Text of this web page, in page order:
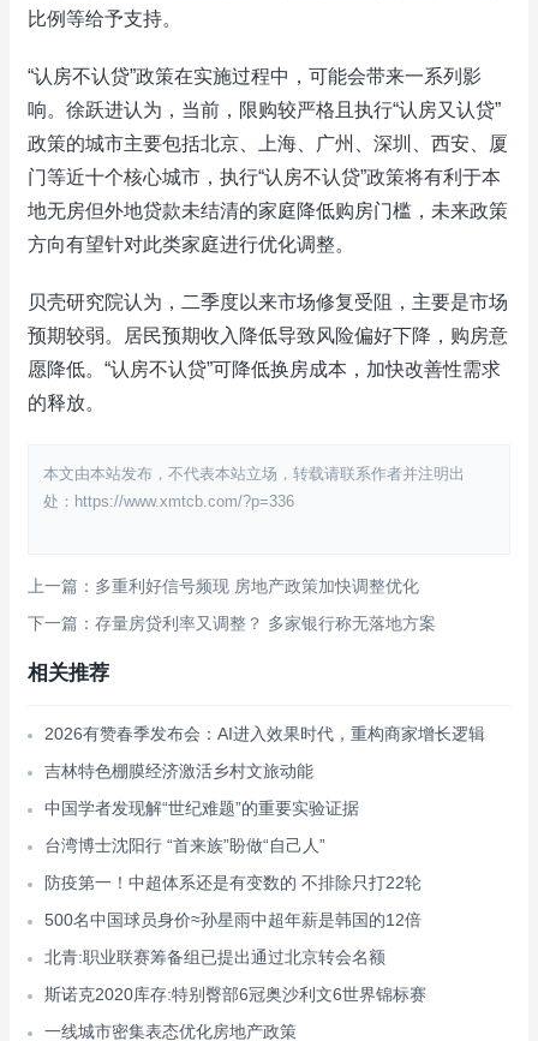
比例等给予支持。
“认房不认贷”政策在实施过程中，可能会带来一系列影
响。徐跃进认为，当前，限购较严格且执行“认房又认贷”
政策的城市主要包括北京、上海、广州、深圳、西安、厦
门等近十个核心城市，执行“认房不认贷”政策将有利于本
地无房但外地贷款未结清的家庭降低购房门槛，未来政策
方向有望针对此类家庭进行优化调整。
贝壳研究院认为，二季度以来市场修复受阻，主要是市场
预期较弱。居民预期收入降低导致风险偏好下降，购房意
愿降低。“认房不认贷”可降低换房成本，加快改善性需求
的释放。
本文由本站发布，不代表本站立场，转载请联系作者并注明出
处：https://www.xmtcb.com/?p=336
上一篇：多重利好信号频现 房地产政策加快调整优化
下一篇：存量房贷利率又调整？ 多家银行称无落地方案
相关推荐
2026有赞春季发布会：AI进入效果时代，重构商家增长逻辑
吉林特色棚膜经济激活乡村文旅动能
中国学者发现解“世纪难题”的重要实验证据
台湾博士沈阳行 “首来族”盼做“自己人”
防疫第一！中超体系还是有变数的 不排除只打22轮
500名中国球员身价≈孙星雨中超年薪是韩国的12倍
北青:职业联赛筹备组已提出通过北京转会名额
斯诺克2020库存:特别臀部6冠奥沙利文6世界锦标赛
一线城市密集表态优化房地产政策